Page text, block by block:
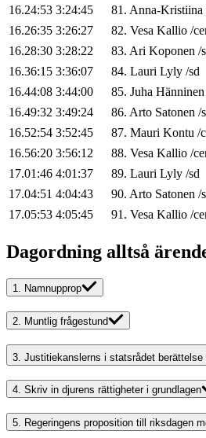
16.24:53 3:24:45 81. Anna-Kristiina
16.26:35 3:26:27 82. Vesa Kallio /
16.28:30 3:28:22 83. Ari Koponen /
16.36:15 3:36:07 84. Lauri Lyly /sd
16.44:08 3:44:00 85. Juha Hänninen
16.49:32 3:49:24 86. Arto Satonen /
16.52:54 3:52:45 87. Mauri Kontu /
16.56:20 3:56:12 88. Vesa Kallio /
17.01:46 4:01:37 89. Lauri Lyly /sd
17.04:51 4:04:43 90. Arto Satonen /
17.05:53 4:05:45 91. Vesa Kallio /
Dagordning alltså
1. Namnupprop
2. Muntlig frågestund
3. Justitiekanslerns i statsrådet berättelse
4. Skriv in djurens rättigheter i grundlagen
5. Regeringens proposition till riksdagen